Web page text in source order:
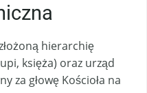
hierarchię
księża) oraz urząd
za głowę Kościoła na